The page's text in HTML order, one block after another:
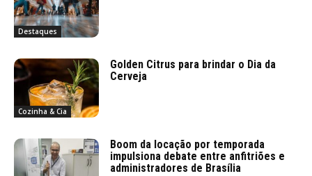
Destaques
Cozinha & Cia
Golden Citrus para brindar o Dia da
Cerveja
Boom da locação por temporada
impulsiona debate entre anfitriões e
administradores de Brasília